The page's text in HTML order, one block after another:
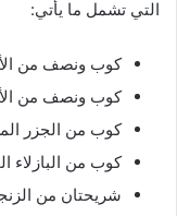
التي تشمل ما يأتي:
كوب ونصف من
كوب ونصف من
كوب من الجزر
كوب من البازلاء
شريحتان من